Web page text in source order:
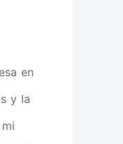
en
y la